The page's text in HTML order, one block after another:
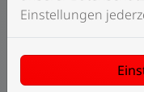
SO
Einstellungen